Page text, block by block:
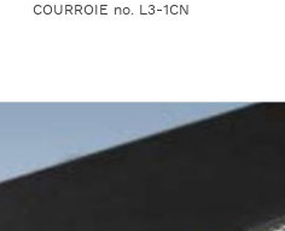
COURROIE no. L3-1CN